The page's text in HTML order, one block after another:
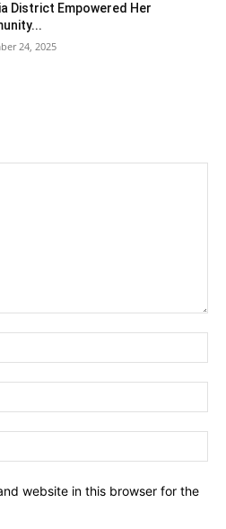
District Empowered Her
24, 2025
website in this browser for the